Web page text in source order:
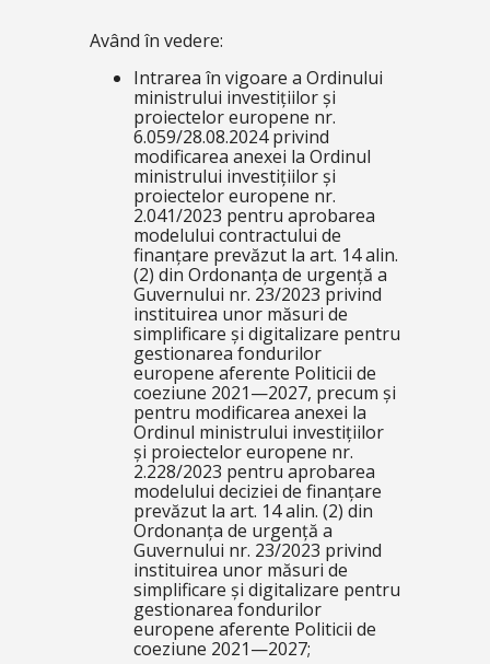
Având în vedere:
Intrarea în vigoare a Ordinului
ministrului investițiilor și
proiectelor europene nr.
6.059/28.08.2024 privind
modificarea anexei la Ordinul
ministrului investițiilor și
proiectelor europene nr.
2.041/2023 pentru aprobarea
modelului contractului de
finanțare prevăzut la art. 14 alin.
(2) din Ordonanța de urgență a
Guvernului nr. 23/2023 privind
instituirea unor măsuri de
simplificare și digitalizare pentru
gestionarea fondurilor
europene aferente Politicii de
coeziune 2021—2027, precum și
pentru modificarea anexei la
Ordinul ministrului investițiilor
și proiectelor europene nr.
2.228/2023 pentru aprobarea
modelului deciziei de finanțare
prevăzut la art. 14 alin. (2) din
Ordonanța de urgență a
Guvernului nr. 23/2023 privind
instituirea unor măsuri de
simplificare și digitalizare pentru
gestionarea fondurilor
europene aferente Politicii de
coeziune 2021—2027;